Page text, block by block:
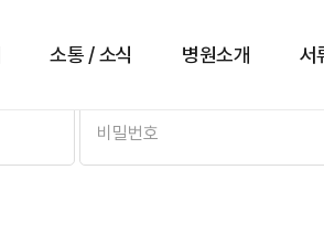
소통 / 소식 병원소개 서
로그인